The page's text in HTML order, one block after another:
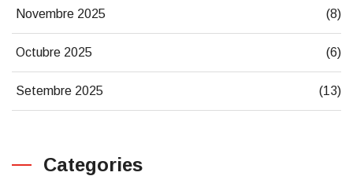
Novembre 2025 (8)
Octubre 2025 (6)
Setembre 2025 (13)
Categories